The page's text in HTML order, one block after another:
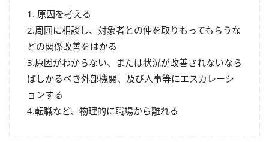
1. 原因を考える
2.周囲に相談し、対象者との仲を取りもってもらうな
どの関係改善をはかる
3.原因がわからない、または状況が改善されないなら
ばしかるべき外部機関、及び人事等にエスカレーシ
ョンする
4.転職など、物理的に職場から離れる